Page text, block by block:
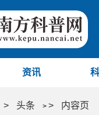
资讯
> 头条 > > 内容页